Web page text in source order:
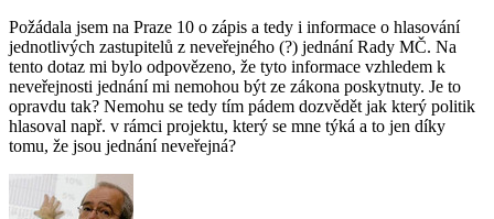
Požádala jsem na Praze 10 o zápis a tedy i informace o hlasování
jednotlivých zastupitelů z neveřejného (?) jednání Rady MČ. Na
tento dotaz mi bylo odpovězeno, že tyto informace vzhledem k
neveřejnosti jednání mi nemohou být ze zákona poskytnuty. Je to
opravdu tak? Nemohu se tedy tím pádem dozvědět jak který politik
hlasoval např. v rámci projektu, který se mne týká a to jen díky
tomu, že jsou jednání neveřejná?